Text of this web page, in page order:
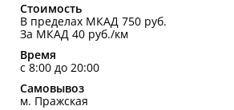
Стоимость
В пределах МКАД 750 руб.
За МКАД 40 руб./км
Время
с 8:00 до 20:00
Самовывоз
м. Пражская